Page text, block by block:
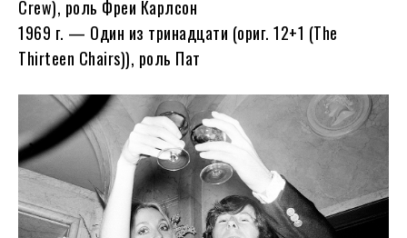
Crew), роль Фреи Карлсон
1969 г. — Один из тринадцати (ориг. 12+1 (The
Thirteen Chairs)), роль Пат